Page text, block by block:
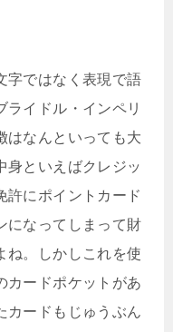
字ではなく表現で語
ライドル・インペリ
はなんといっても大
身といえばクレジッ
許にポイントカード
になってしまって財
ね。しかしこれを使
カードポケットがあ
カードもじゅうぶん